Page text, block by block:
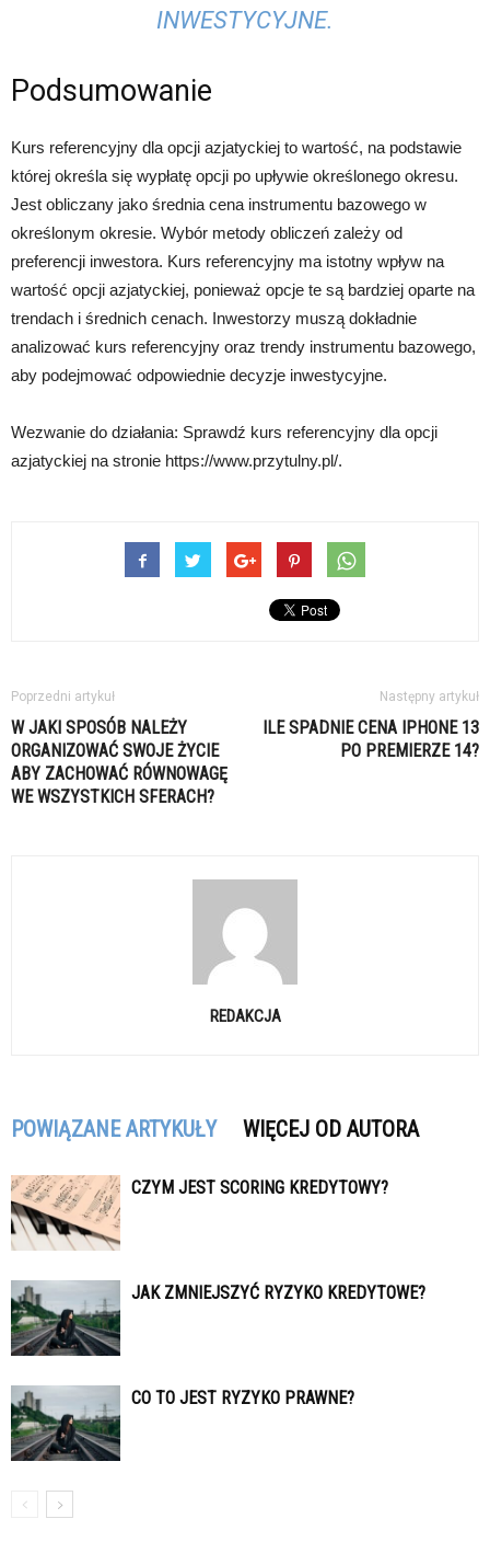
INWESTYCYJNE.
Podsumowanie
Kurs referencyjny dla opcji azjatyckiej to wartość, na podstawie
której określa się wypłatę opcji po upływie określonego okresu.
Jest obliczany jako średnia cena instrumentu bazowego w
określonym okresie. Wybór metody obliczeń zależy od
preferencji inwestora. Kurs referencyjny ma istotny wpływ na
wartość opcji azjatyckiej, ponieważ opcje te są bardziej oparte na
trendach i średnich cenach. Inwestorzy muszą dokładnie
analizować kurs referencyjny oraz trendy instrumentu bazowego,
aby podejmować odpowiednie decyzje inwestycyjne.
Wezwanie do działania: Sprawdź kurs referencyjny dla opcji
azjatyckiej na stronie https://www.przytulny.pl/.
Poprzedni artykuł
W JAKI SPOSÓB NALEŻY
ORGANIZOWAĆ SWOJE ŻYCIE
ABY ZACHOWAĆ RÓWNOWAGĘ
WE WSZYSTKICH SFERACH?
Następny artykuł
ILE SPADNIE CENA IPHONE 13
PO PREMIERZE 14?
REDAKCJA
POWIĄZANE ARTYKUŁY WIĘCEJ OD AUTORA
CZYM JEST SCORING KREDYTOWY?
JAK ZMNIEJSZYĆ RYZYKO KREDYTOWE?
CO TO JEST RYZYKO PRAWNE?